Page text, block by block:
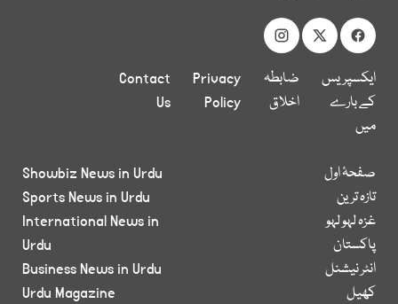
ایکسپریس
کے بارے
میں
ضابطہ
اخلاق
Privacy
Policy
Contact
Us
صفحۂ اول
تازہ ترین
غزہ لہو لہو
پاکستان
انٹر نیشنل
کھیل
Showbiz News in Urdu
Sports News in Urdu
International News in
Urdu
Business News in Urdu
Urdu Magazine